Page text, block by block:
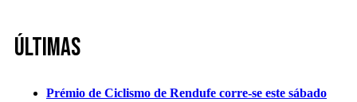
Últimas
Prémio de Ciclismo de Rendufe corre-se este sábado